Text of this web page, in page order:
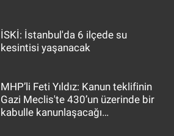
İSKİ: İstanbul'da 6 ilçede su
kesintisi yaşanacak
MHP’li Feti Yıldız: Kanun teklifinin
Gazi Meclis'te 430’un üzerinde bir
kabulle kanunlaşacağı